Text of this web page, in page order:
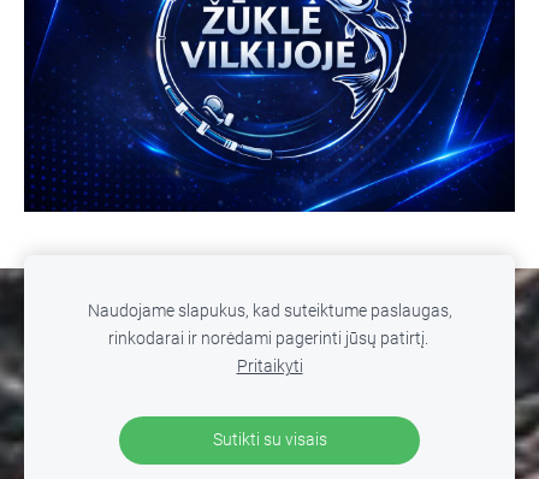
SLAPUKAI
© 2026 MB WILD FISHING. Žūklė Vilkijoje. Visos teisės
sutikimo draudžiama
Naudojame slapukus, kad suteiktume paslaugas,
rinkodarai ir norėdami pagerinti jūsų patirtį.
Pritaikyti
Sutikti su visais